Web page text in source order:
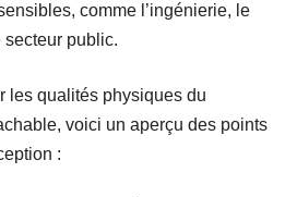
comme l’ingénierie, le
public.
les qualités physiques du
voici un aperçu des points
: